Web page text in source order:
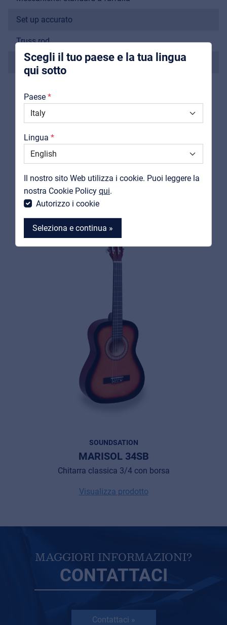
Scegli il tuo paese e la tua lingua
qui sotto
Paese
Lingua
Il nostro sito Web utilizza i cookie. Puoi leggere la
nostra Cookie Policy qui.
Autorizzo i cookie
Seleziona e continua »
Installers | Rental companies | System
Downloads
Cataloghi
Support
MyFrenex
© 2026 Frenexport SpA
Set up accurato
Truss rod
Finitura: red sunburst lucida
PRODOTTI
CORRELATI
SOUNDSATION
MARISOL 34SB
Chitarra classica 3/4 con borsa
Visualizza prodotto
MAGGIORI INFORMAZIONI?
CONTATTACI
Contattaci »